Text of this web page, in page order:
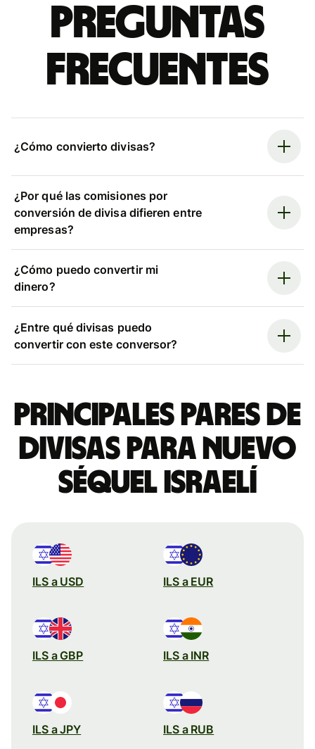
Preguntas
frecuentes
¿Cómo convierto divisas?
¿Por qué las comisiones por
conversión de divisa difieren entre
empresas?
¿Cómo puedo convertir mi
dinero?
¿Entre qué divisas puedo
convertir con este conversor?
Principales pares de
divisas para nuevo
séquel israelí
ILS a USD ILS a EUR
ILS a GBP ILS a INR
ILS a JPY ILS a RUB